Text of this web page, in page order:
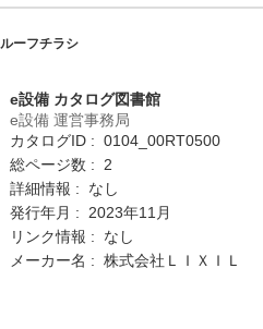
ーフチラシ
e設備 カタログ図書館
e設備 運営事務局
カタログID : 0104_00RT0500
総ページ数 : 2
詳細情報 : なし
発行年月 : 2023年11月
リンク情報 : なし
メーカー名 : 株式会社ＬＩＸＩＬ